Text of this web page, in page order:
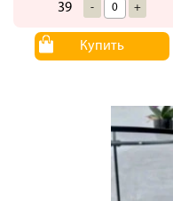
39 - +
Купить